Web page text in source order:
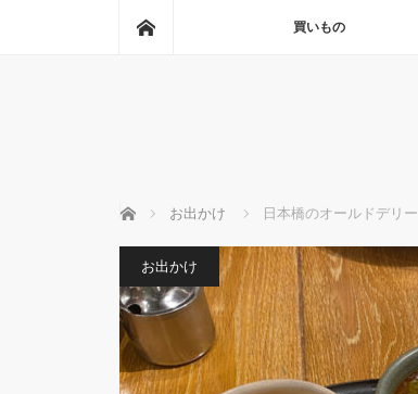
買いもの
ホーム お出かけ 日本橋のオールドデリー
お出かけ